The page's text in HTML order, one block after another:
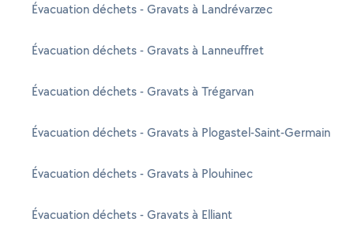
Évacuation déchets - Gravats à Landrévarzec
Évacuation déchets - Gravats à Lanneuffret
Évacuation déchets - Gravats à Trégarvan
Évacuation déchets - Gravats à Plogastel-Saint-Germain
Évacuation déchets - Gravats à Plouhinec
Évacuation déchets - Gravats à Elliant